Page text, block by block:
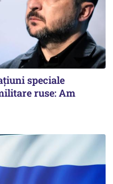
speciale
ruse: Am